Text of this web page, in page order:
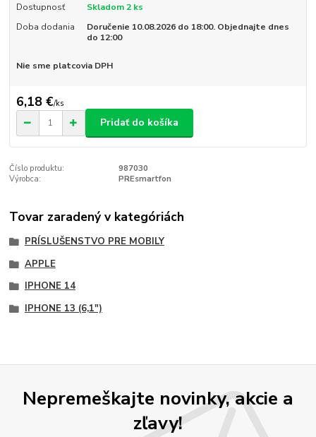
Dostupnosť
Skladom 2 ks
Doba dodania
Doručenie 10.08.2026 do 18:00. Objednajte dnes
do 12:00
Nie sme platcovia DPH
6,18 €/ks
Pridať do košíka
Číslo produktu:
987030
Výrobca:
PREsmartfon
Tovar zaradený v kategóriách
PRÍSLUŠENSTVO PRE MOBILY
APPLE
IPHONE 14
IPHONE 13 (6,1")
Nepremeškajte novinky, akcie a
zľavy!